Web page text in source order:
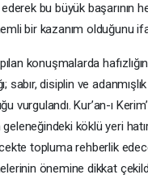
bu büyük başarının
bir kazanım olduğunu
konuşmalarda
sabır, disiplin ve
vurgulandı. Kur’an-ı
köklü yeri
topluma rehberlik
önemine dikkat